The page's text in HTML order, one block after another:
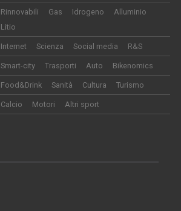
Rinnovabili Gas Idrogeno
Alluminio
Litio
Internet Scienza Social media R&S
Smart-city Trasporti Auto Bikenomics
Food&Drink Sanità Cultura Turismo
Calcio Motori Altri sport